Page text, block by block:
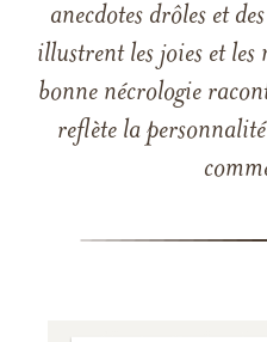
anecdotes drôles et
illustrent les joies et
bonne nécrologie
reflète la